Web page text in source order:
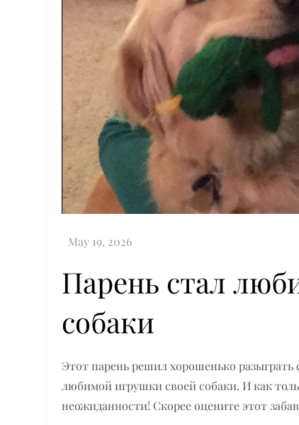
Парень стал
собаки
Этот парень решил хорошенько
любимой игрушки своей собаки. И как
неожиданности! Скорее оцените этот